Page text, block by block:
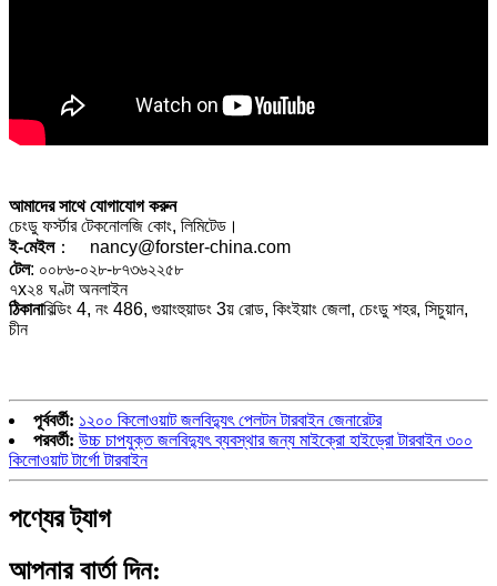
আমাদের সাথে যোগাযোগ করুন
চেংডু ফর্স্টার টেকনোলজি কোং, লিমিটেড।
ই-মেইল： nancy@forster-china.com
টেল: ০০৮৬-০২৮-৮৭৩৬২২৫৮
৭x২৪ ঘণ্টা অনলাইন
ঠিকানাবিল্ডিং 4, নং 486, গুয়াংহুয়াডং 3য় রোড, কিংইয়াং জেলা, চেংডু শহর, সিচুয়ান,
চীন
পূর্ববর্তী: ১২০০ কিলোওয়াট জলবিদ্যুৎ পেলটন টারবাইন জেনারেটর
পরবর্তী: উচ্চ চাপযুক্ত জলবিদ্যুৎ ব্যবস্থার জন্য মাইক্রো হাইড্রো টারবাইন ৩০০
কিলোওয়াট টার্গো টারবাইন
পণ্যের ট্যাগ
আপনার বার্তা দিন: